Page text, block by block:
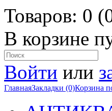
Товаров: 0
В корзине
Войти или
ГлавнаяЗакладки (0)Корзина